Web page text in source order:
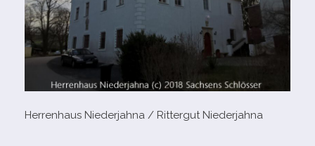
Herrenhaus Niederjahna /​ Rittergut Niederjahna